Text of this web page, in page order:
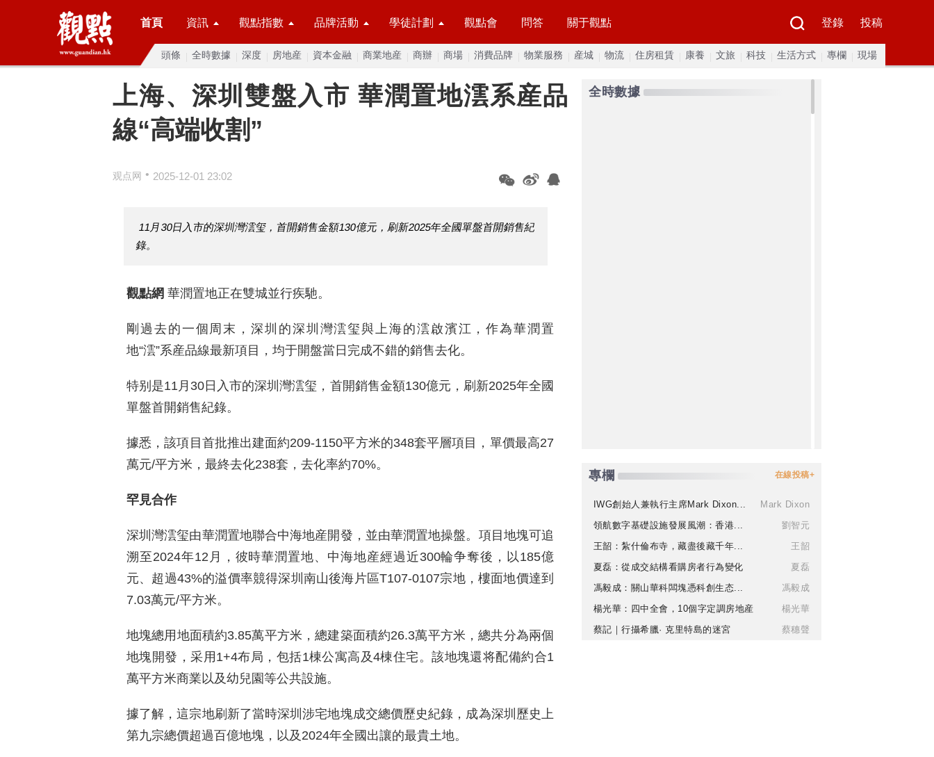
首頁 資訊 觀點指數 品牌活動 學徒計劃 觀點會 問答 關于觀點 登錄 投稿
頭條 全時數據 深度 房地産 資本金融 商業地産 商辦 商場 消費品牌 物業服務 産城 物流 住房租賃 康養 文旅 科技 生活方式 專欄 現場
上海、深圳雙盤入市 華潤置地澐系産品
線“高端收割”
观点网 • 2025-12-01 23:02
11月30日入市的深圳灣澐玺，首開銷售金額130億元，刷新2025年全國單盤首開銷售紀
錄。
觀點網 華潤置地正在雙城並行疾馳。
剛過去的一個周末，深圳的深圳灣澐玺與上海的澐啟濱江，作為華潤置
地“澐”系産品線最新項目，均于開盤當日完成不錯的銷售去化。
特别是11月30日入市的深圳灣澐玺，首開銷售金額130億元，刷新2025年全國
單盤首開銷售紀錄。
據悉，該項目首批推出建面約209-1150平方米的348套平層項目，單價最高27
萬元/平方米，最終去化238套，去化率約70%。
罕見合作
深圳灣澐玺由華潤置地聯合中海地産開發，並由華潤置地操盤。項目地塊可追
溯至2024年12月，彼時華潤置地、中海地産經過近300輪争奪後，以185億
元、超過43%的溢價率競得深圳南山後海片區T107-0107宗地，樓面地價達到
7.03萬元/平方米。
地塊總用地面積約3.85萬平方米，總建築面積約26.3萬平方米，總共分為兩個
地塊開發，采用1+4布局，包括1棟公寓高及4棟住宅。該地塊還将配備約合1
萬平方米商業以及幼兒園等公共設施。
據了解，這宗地刷新了當時深圳涉宅地塊成交總價歷史紀錄，成為深圳歷史上
第九宗總價超過百億地塊，以及2024年全國出讓的最貴土地。
全時數據
專欄 在線投稿+
IWG創始人兼執行主席Mark Dixon...
Mark Dixon
領航數字基礎設施發展風潮：香港...
劉智元
王韶：紮什倫布寺，藏盡後藏千年...
王韶
夏磊：從成交結構看購房者行為變化
夏磊
馮毅成：關山華科闆塊憑科創生态...
馮毅成
楊光華：四中全會，10個字定調房地産
楊光華
蔡記｜行攝希臘· 克里特島的迷宮
蔡穗聲